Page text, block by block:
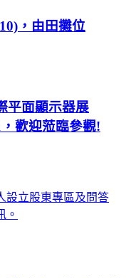
，由田攤位
平面顯示器展
歡迎蒞臨參觀!
設立股東專區及問答
。